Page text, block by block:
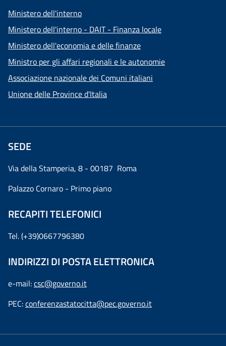
Ministero dell'interno
Ministero dell'interno - DAIT - Finanza locale
Ministero dell'economia e delle finanze
Ministro per gli affari regionali e le autonomie
Associazione nazionale dei Comuni italiani
Unione delle Province d'Italia
SEDE
Via della Stamperia, 8 - 00187 Roma
Palazzo Cornaro - Primo piano
RECAPITI TELEFONICI
Tel. (+39)0667796380
INDIRIZZI DI POSTA ELETTRONICA
e-mail:csc@governo.it
PEC:conferenzastatocitta@pec.governo.it